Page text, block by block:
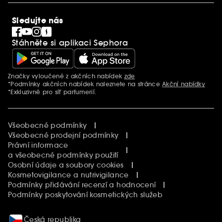
SEPHORiA
Blog Sephora
Singles´ Day
Black Friday
Cyber Monday
Vánoce
Sledujte nás
Stáhněte si aplikaci Sephora
Další informace
Značky vyloučené z akčních nabídek zde
*Podmínky akčních nabídek naleznete na stránceAkční nabídky
*Exkluzivně pro síť parfumerií.
Všeobecné podmínky
Všeobecné prodejní podmínky
Právní informace
a všeobecné podmínky použití
Osobní údaje a soubory cookies
Kosmetovigilance a nutrivigilance
Podmínky přidávání recenzí a hodnocení
Podmínky poskytování kosmetických služeb
Česká republika